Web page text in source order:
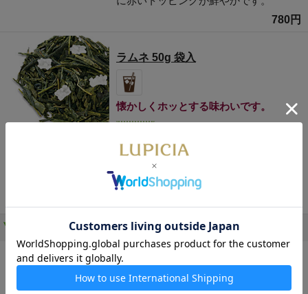
780円
ラムネ 50g 袋入
懐かしくホッとする味わいです。
夏の風物詩ラムネの香りがする緑茶で
す。爽やかな風味はアイスティーにぴ
ったり。
ルイボスティー
ラビアンローズ 50g 袋入